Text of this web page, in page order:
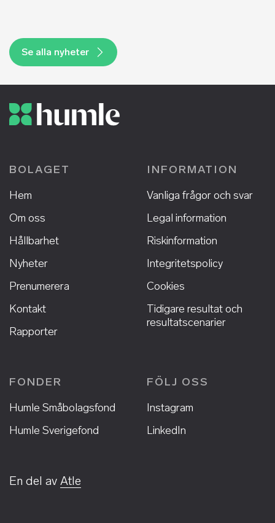
Se alla nyheter
BOLAGET
Hem
Om oss
Hållbarhet
Nyheter
Prenumerera
Kontakt
Rapporter
INFORMATION
Vanliga frågor och svar
Legal information
Riskinformation
Integritetspolicy
Cookies
Tidigare resultat och
resultatscenarier
FONDER
Humle Småbolagsfond
Humle Sverigefond
FÖLJ OSS
Instagram
LinkedIn
En del av Atle